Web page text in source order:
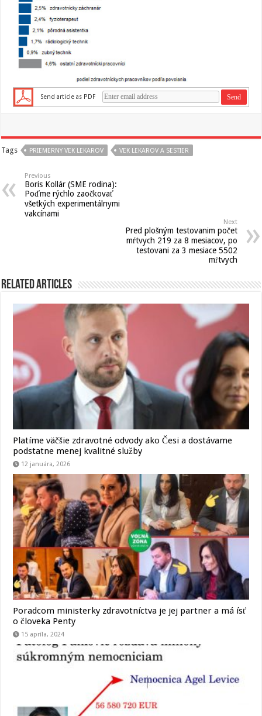
Send article as PDF
Tags PRIEMERNY VEK LEKAROV VEK LEKAROV A SESTIER
Previous
Boris Kollár (SME rodina):
Poďme rýchlo zaočkovať
všetkých experimentálnymi
vakcínami
Next
Pred plošným testovanim počet
mŕtvych 219 za 8 mesiacov, po
testovani za 3 mesiace 5502
mŕtvych
Related Articles
Platíme väčšie zdravotné odvody ako Česi a dostávame
podstatne menej kvalitné služby
12 januára, 2026
Poradcom ministerky zdravotníctva je jej partner a má ísť
o človeka Penty
15 apríla, 2024